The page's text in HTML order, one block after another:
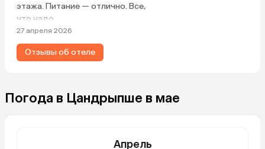
этажа. Питание — отлично. Все,
что надо.
27 апреля 2026
Отзывы об отеле
Погода в Цандрыпше в мае
Апрель